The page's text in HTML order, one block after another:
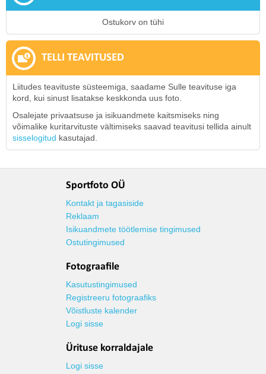
Ostukorv on tühi
TELLI TEAVITUSED
Liitudes teavituste süsteemiga, saadame Sulle teavituse iga
kord, kui sinust lisatakse keskkonda uus foto.
Osalejate privaatsuse ja isikuandmete kaitsmiseks ning
võimalike kuritarvituste vältimiseks saavad teavitusi tellida ainult
sisselogitud kasutajad.
Sportfoto OÜ
Kontakt ja tagasiside
Reklaam
Isikuandmete töötlemise tingimused
Ostutingimused
Fotograafile
Kasutustingimused
Registreeru fotograafiks
Võistluste kalender
Logi sisse
Ürituse korraldajale
Logi sisse